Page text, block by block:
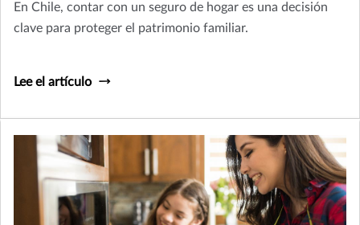
En Chile, contar con un seguro de hogar es una decisión
clave para proteger el patrimonio familiar.
Lee el artículo